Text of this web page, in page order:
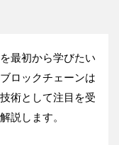
最初から学びたい
ロックチェーンは
術として注目を受
説します。